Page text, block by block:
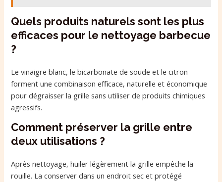
Quels produits naturels sont les plus
efficaces pour le nettoyage barbecue
?
Le vinaigre blanc, le bicarbonate de soude et le citron
forment une combinaison efficace, naturelle et économique
pour dégraisser la grille sans utiliser de produits chimiques
agressifs.
Comment préserver la grille entre
deux utilisations ?
Après nettoyage, huiler légèrement la grille empêche la
rouille. La conserver dans un endroit sec et protégé